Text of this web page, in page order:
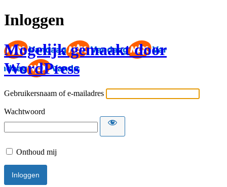
Inloggen
Mogelijk gemaakt door
WordPress
Gebruikersnaam of e-mailadres
Wachtwoord
Onthoud mij